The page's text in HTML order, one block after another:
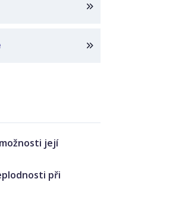
její
při